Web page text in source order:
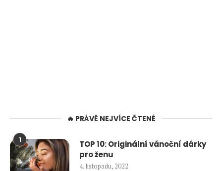
🔥 PRÁVĚ NEJVÍCE ČTENÉ
1
TOP 10: Originální vánoční dárky
pro ženu
4. listopadu, 2022